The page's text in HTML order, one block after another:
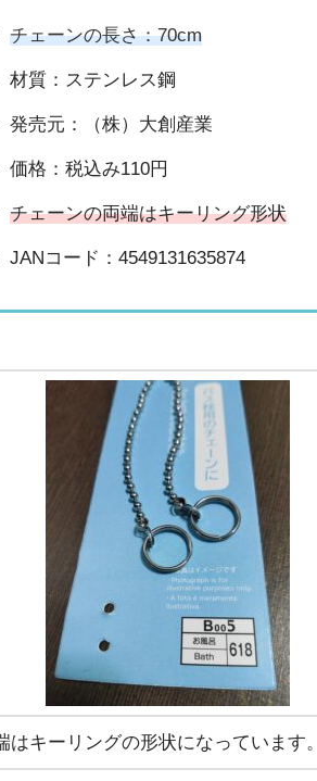
チェーンの長さ：70cm
材質：ステンレス鋼
発売元：（株）大創産業
価格：税込み110円
チェーンの両端はキーリング形状
JANコード：4549131635874
はキーリングの形状になっています。